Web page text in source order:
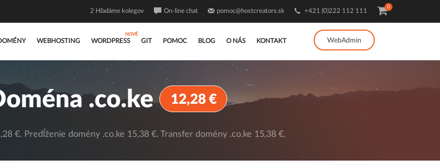
WEBHOSTING WORDPRESS GIT POMOC BLOG O NÁS KONTAKT WebAdmin
2 Hľadáme kolegov On-line chat pomoc@hostcreators.sk +421 (0)222 112 111
0
.co.ke 12,28 €
€. Predĺženie domény .co.ke 15,38 €. Transfer domény .co.ke 15,38 €.